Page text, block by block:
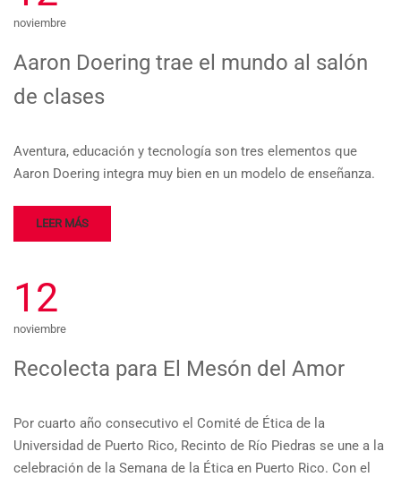
noviembre
Aaron Doering trae el mundo al salón
de clases
Aventura, educación y tecnología son tres elementos que
Aaron Doering integra muy bien en un modelo de enseñanza.
LEER MÁS
12
noviembre
Recolecta para El Mesón del Amor
Por cuarto año consecutivo el Comité de Ética de la
Universidad de Puerto Rico, Recinto de Río Piedras se une a la
celebración de la Semana de la Ética en Puerto Rico. Con el